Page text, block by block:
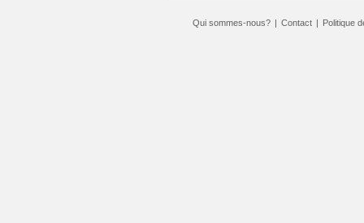
Qui sommes-nous? | Contact | Politique